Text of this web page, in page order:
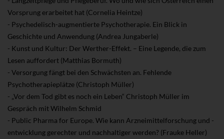
Vorsprung erarbeitet hat (Cornelia Heintze)
- Psychedelisch-augmentierte Psychotherapie. Ein Blick in
Geschichte und Anwendung (Andrea Jungaberle)
- Kunst und Kultur: Der Werther-Effekt. – Eine Legende, die zum
Lesen auffordert (Matthias Bormuth)
- Versorgung fängt bei den Schwächsten an. Fehlende
Psychotherapieplätze (Christoph Müller)
- „Vor dem Tod gibt es noch ein Leben“ Christoph Müller im
Gespräch mit Wilhelm Schmid
- Public Pharma for Europe. Wie kann Arzneimittelforschung und -
entwicklung gerechter und nachhaltiger werden? (Frauke Heller)